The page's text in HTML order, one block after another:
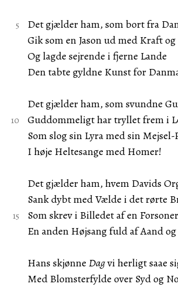
Det gjælder ham, som bort fra
Gik som en Jason ud med Kraft
Og lagde sejrende i fjerne Lande
Den tabte gyldne Kunst for
Det gjælder ham, som svundne
Guddommeligt har tryllet frem i
Som slog sin Lyra med sin
I høje Heltesange med Homer!
Det gjælder ham, hvem Davids
Sank dybt med Vælde i det rørte
Som skrev i Billedet af en Forsoner
En anden Højsang fuld af Aand
Hans skjønne Dagvi herligt saae
Med Blomsterfylde over Syd og